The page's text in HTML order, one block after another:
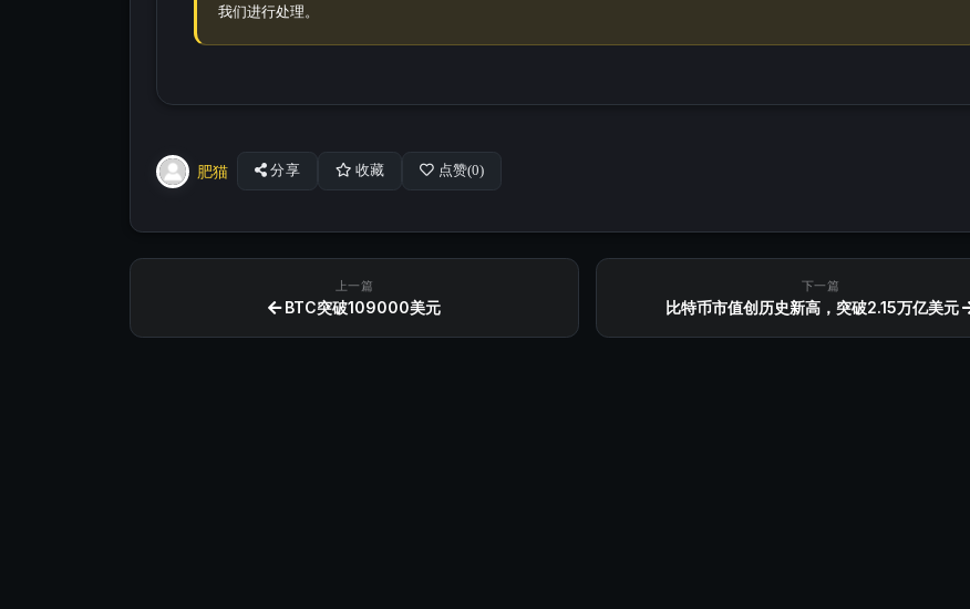
我们进行处理。
肥猫 分享 收藏 点赞(0)
上一篇
BTC突破109000美元
下一篇
比特币市值创历史新高，突破2.15万亿美元